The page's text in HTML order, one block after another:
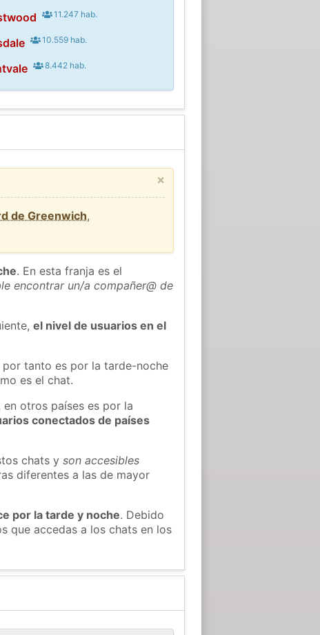
11.247 hab.
10.559 hab.
8.442 hab.
×
de Greenwich,
. En esta franja es el
encontrar un/a compañer@ de
el nivel de usuarios en el
tanto es por la tarde-noche
es el chat.
otros países es por la
conectados de países
chats yson accesibles
diferentes a las de mayor
por la tarde y noche. Debido
que accedas a los chats en los